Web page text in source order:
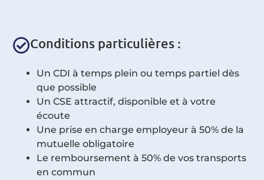
Conditions particulières :
Un CDI à temps plein ou temps partiel dès
que possible
Un CSE attractif, disponible et à votre
écoute
Une prise en charge employeur à 50% de la
mutuelle obligatoire
Le remboursement à 50% de vos transports
en commun